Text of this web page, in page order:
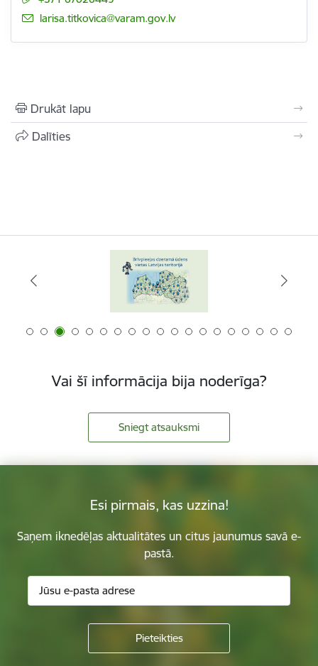
E-pasts:
larisa.titkovica@varam.gov.lv
Drukāt lapu
Dalīties
Vai šī informācija bija noderīga?
Sniegt atsauksmi
Esi pirmais, kas uzzina!
Saņem iknedēļas aktualitātes un citus jaunumus savā e-
pastā.